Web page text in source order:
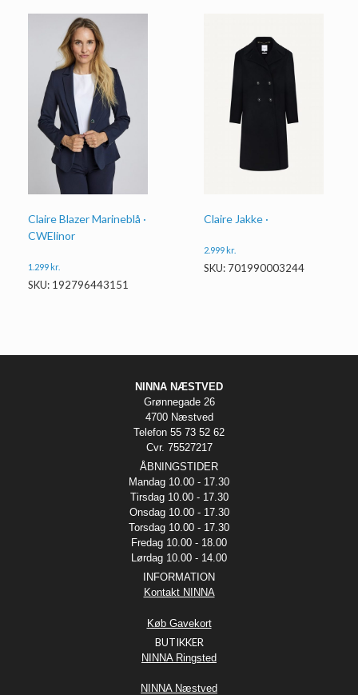
Claire Blazer Marineblå ·
CWElinor
1.299kr.
SKU: 192796443151
Claire Jakke ·
2.999kr.
SKU: 701990003244
NINNA NÆSTVED
Grønnegade 26
4700 Næstved
Telefon 55 73 52 62
Cvr. 75527217
ÅBNINGSTIDER
Mandag 10.00 - 17.30
Tirsdag 10.00 - 17.30
Onsdag 10.00 - 17.30
Torsdag 10.00 - 17.30
Fredag 10.00 - 18.00
Lørdag 10.00 - 14.00
INFORMATION
Kontakt NINNA
Køb Gavekort
BUTIKKER
NINNA Ringsted
NINNA Næstved